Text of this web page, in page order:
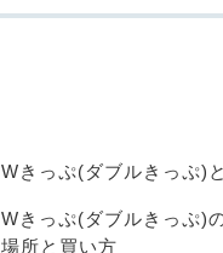
Wきっぷ(ダブルきっぷ)
Wきっぷ(ダブルきっぷ)
場所と買い方